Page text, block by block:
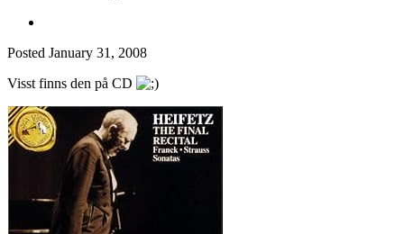
Posted January 31, 2008
Visst finns den på CD